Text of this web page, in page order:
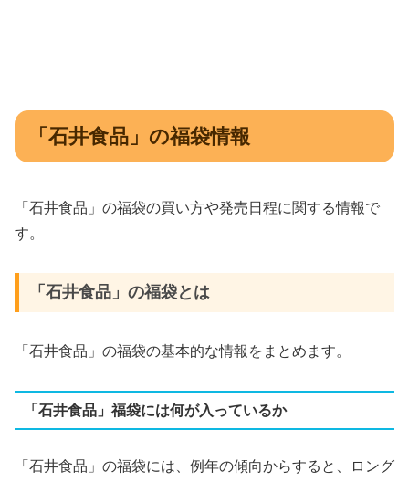
「石井食品」の福袋情報
「石井食品」の福袋の買い方や発売日程に関する情報で
す。
「石井食品」の福袋とは
「石井食品」の福袋の基本的な情報をまとめます。
「石井食品」福袋には何が入っているか
「石井食品」の福袋には、例年の傾向からすると、ロング